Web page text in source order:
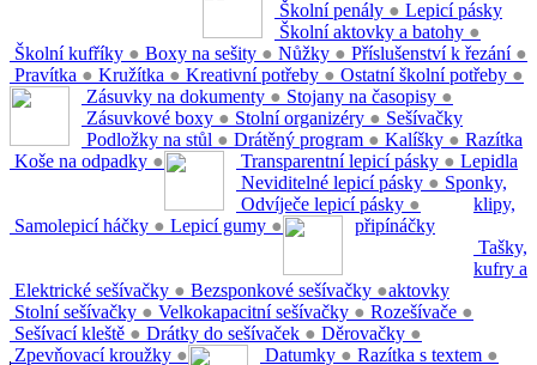
Školní penály ●
Školní aktovky a batohy ●
Školní kufříky ● Boxy na sešity ● Nůžky ● Příslušenství k řezání ●
Pravítka ● Kružítka ● Kreativní potřeby ● Ostatní školní potřeby ●
Zásuvky na dokumenty ● Stojany na časopisy ●
Zásuvkové boxy ● Stolní organizéry ●
Podložky na stůl ● Drátěný program ● Kalíšky ●
Koše na odpadky ●
Lepicí pásky
Transparentní lepicí pásky ●
Neviditelné lepicí pásky ●
Odvíječe lepicí pásky ●
Samolepicí háčky ● Lepicí gumy ●
Sešívačky
Elektrické sešívačky ● Bezsponkové sešívačky ●
Stolní sešívačky ● Velkokapacitní sešívačky ● Rozešívače ●
Sešívací kleště ● Drátky do sešívaček ● Děrovačky ●
Zpevňovací kroužky ●
Razítka
Datumky ● Razítka s textem ●
Lepidla
Sponky,
klipy,
připínáčky
Tašky,
kufry a
aktovky